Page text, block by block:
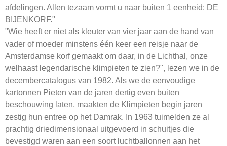
afdelingen. Allen tezaam vormt u naar buiten 1 eenheid: DE
BIJENKORF."
"Wie heeft er niet als kleuter van vier jaar aan de hand van
vader of moeder minstens één keer een reisje naar de
Amsterdamse korf gemaakt om daar, in de Lichthal, onze
welhaast legendarische klimpieten te zien?", lezen we in de
decembercatalogus van 1982. Als we de eenvoudige
kartonnen Pieten van de jaren dertig even buiten
beschouwing laten, maakten de Klimpieten begin jaren
zestig hun entree op het Damrak. In 1963 tuimelden ze al
prachtig driedimensionaal uitgevoerd in schuitjes die
bevestigd waren aan een soort luchtballonnen aan het